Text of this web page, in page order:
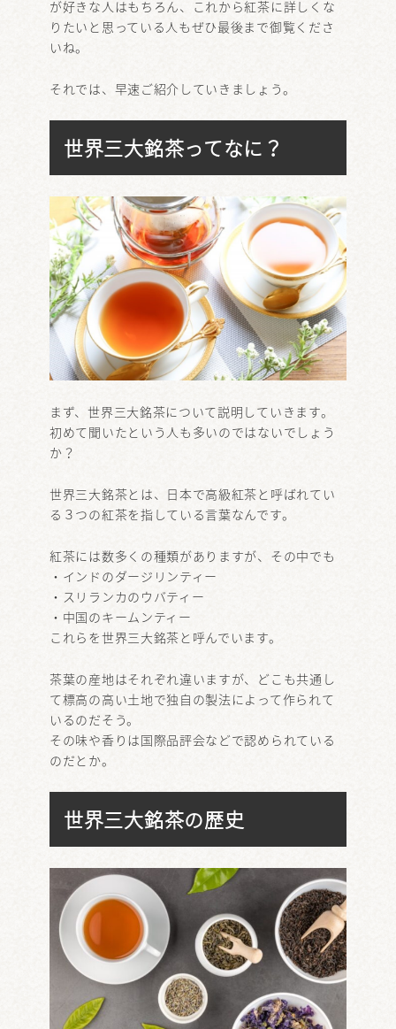
が好きな人はもちろん、これから紅茶に詳しくな
りたいと思っている人もぜひ最後まで御覧くださ
いね。
それでは、早速ご紹介していきましょう。
世界三大銘茶ってなに？
まず、世界三大銘茶について説明していきます。
初めて聞いたという人も多いのではないでしょう
か？
世界三大銘茶とは、日本で高級紅茶と呼ばれてい
る３つの紅茶を指している言葉なんです。
紅茶には数多くの種類がありますが、その中でも
・インドのダージリンティー
・スリランカのウバティー
・中国のキームンティー
これらを世界三大銘茶と呼んでいます。
茶葉の産地はそれぞれ違いますが、どこも共通し
て標高の高い土地で独自の製法によって作られて
いるのだそう。
その味や香りは国際品評会などで認められている
のだとか。
世界三大銘茶の歴史